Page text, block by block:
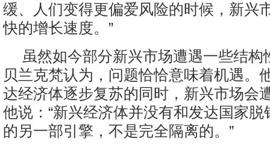
缓、人们变得更偏爱风险的时候，新兴
快的增长速度。”
虽然如今部分新兴市场遭遇一些结构
贝兰克梵认为，问题恰恰意味着机遇。
达经济体逐步复苏的同时，新兴市场会
他说：“新兴经济体并没有和发达国家
的另一部引擎，不是完全隔离的。”